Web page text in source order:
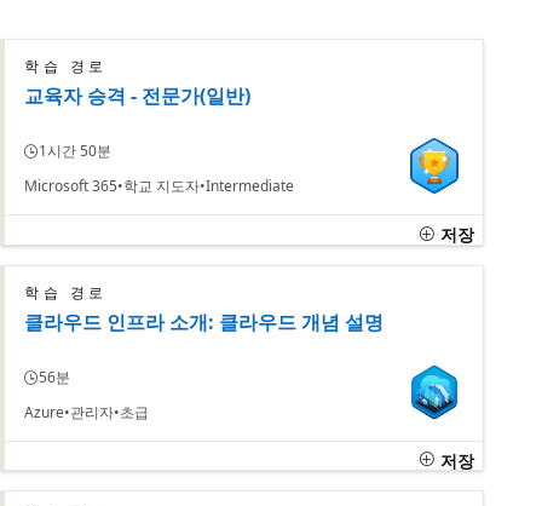
학습 경로
교육자 승격 - 전문가(일반)
1시간 50분
Microsoft 365 학교 지도자 Intermediate
저장
학습 경로
클라우드 인프라 소개: 클라우드 개념 설명
56분
Azure 관리자 초급
저장